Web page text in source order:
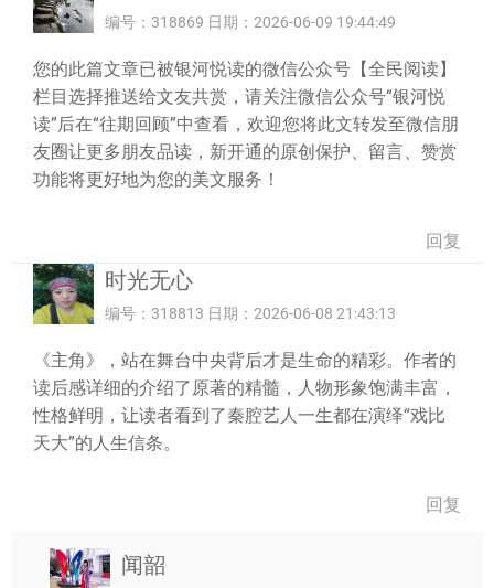
编号：318869 日期：2026-06-09 19:44:49
您的此篇文章已被银河悦读的微信公众号【全民阅读】
栏目选择推送给文友共赏，请关注微信公众号“银河悦
读”后在“往期回顾”中查看，欢迎您将此文转发至微信朋
友圈让更多朋友品读，新开通的原创保护、留言、赞赏
功能将更好地为您的美文服务！
回复
时光无心
编号：318813 日期：2026-06-08 21:43:13
《主角》，站在舞台中央背后才是生命的精彩。作者的
读后感详细的介绍了原著的精髓，人物形象饱满丰富，
性格鲜明，让读者看到了秦腔艺人一生都在演绎“戏比
天大”的人生信条。
回复
闻韶